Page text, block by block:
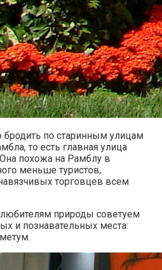
по старинным улицам
то есть главная улица
Она похожа на Рамблу в
меньше туристов,
торговцев всем
природы советуем
и познавательных места: